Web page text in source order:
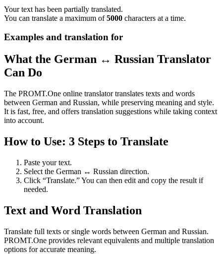
Your text has been partially translated.
You can translate a maximum of5000 characters at a time.
Examples and translation for
What the German ↔ Russian Translator
Can Do
The PROMT.One online translator translates texts and words
between German and Russian, while preserving meaning and style.
It is fast, free, and offers translation suggestions while taking context
into account.
How to Use: 3 Steps to Translate
Paste your text.
Select the German ↔ Russian direction.
Click “Translate.” You can then edit and copy the result if
needed.
Text and Word Translation
Translate full texts or single words between German and Russian.
PROMT.One provides relevant equivalents and multiple translation
options for accurate meaning.